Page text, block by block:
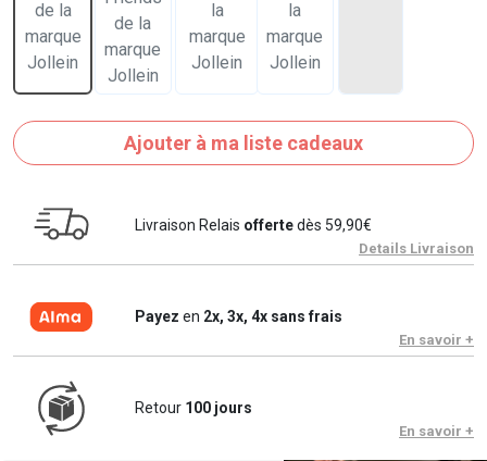
Ajouter à ma liste cadeaux
Livraison Relais offertedès 59,90€
Details Livraison
Payez en 2x, 3x, 4x sans frais
En savoir +
Retour 100 jours
En savoir +